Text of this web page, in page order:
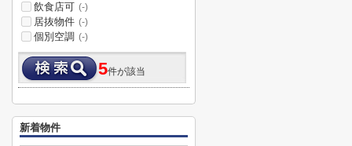
飲食店可 (-)
居抜物件 (-)
個別空調 (-)
5件が該当
新着物件